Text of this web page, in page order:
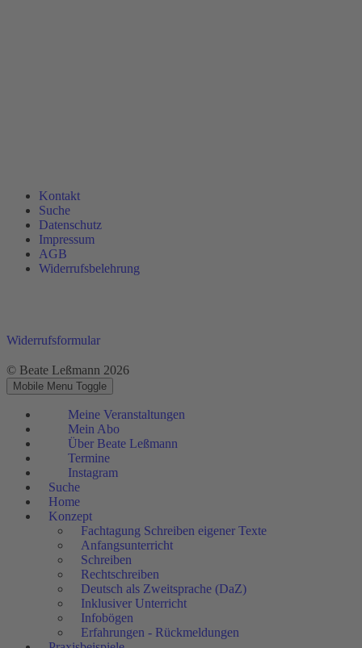
Kontakt
Suche
Datenschutz
Impressum
AGB
Widerrufsbelehrung
Widerrufsformular
© Beate Leßmann 2026
Mobile Menu Toggle
Meine Veranstaltungen
Mein Abo
Über Beate Leßmann
Termine
Instagram
Suche
Home
Konzept
Fachtagung Schreiben eigener Texte
Anfangsunterricht
Schreiben
Rechtschreiben
Deutsch als Zweitsprache (DaZ)
Inklusiver Unterricht
Infobögen
Erfahrungen - Rückmeldungen